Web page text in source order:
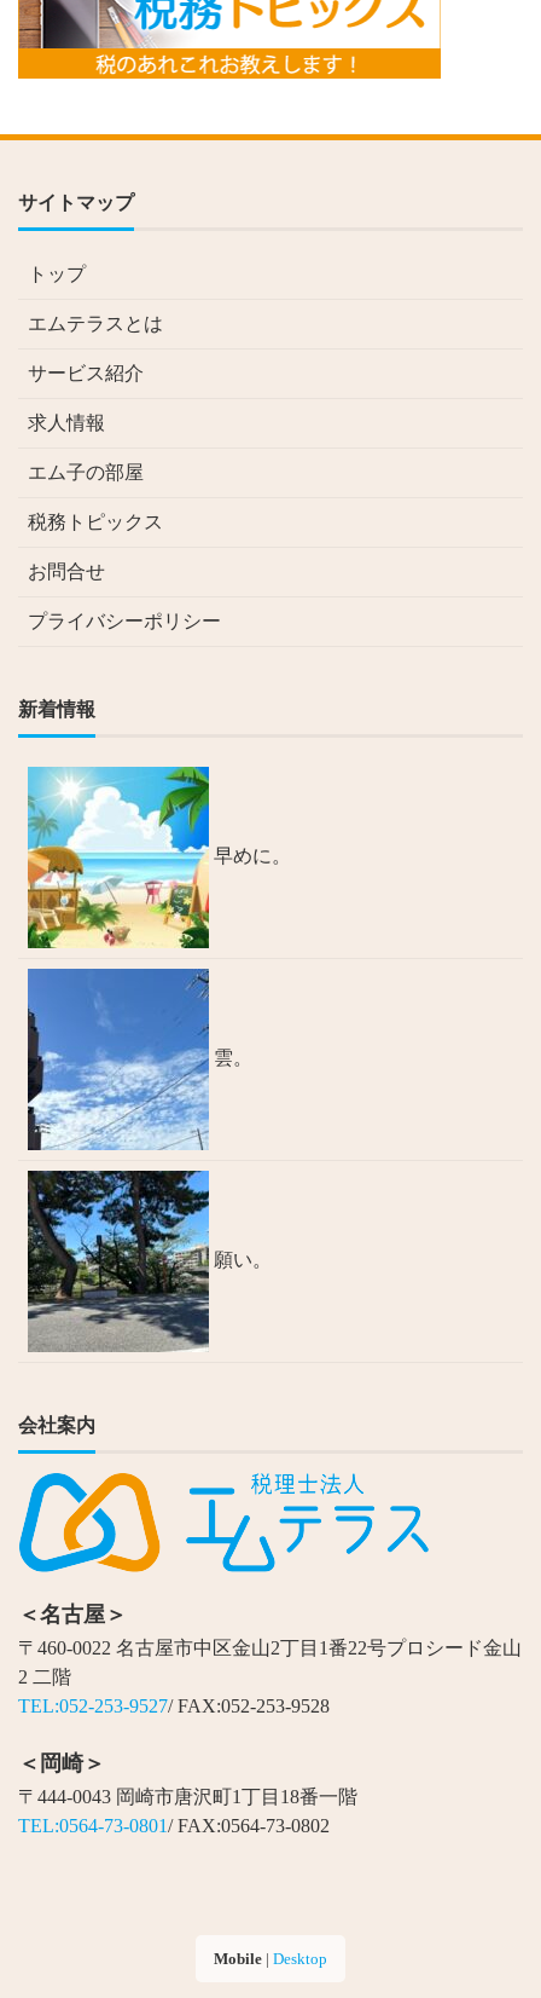
サイトマップ
トップ
エムテラスとは
サービス紹介
求人情報
エム子の部屋
税務トピックス
お問合せ
プライバシーポリシー
新着情報
早めに。
雲。
願い。
会社案内
＜名古屋＞
〒460-0022 名古屋市中区金山2丁目1番22号プロシード金山
2 二階
TEL:052-253-9527/ FAX:052-253-9528
＜岡崎＞
〒444-0043 岡崎市唐沢町1丁目18番一階
TEL:0564-73-0801/ FAX:0564-73-0802
Mobile | Desktop